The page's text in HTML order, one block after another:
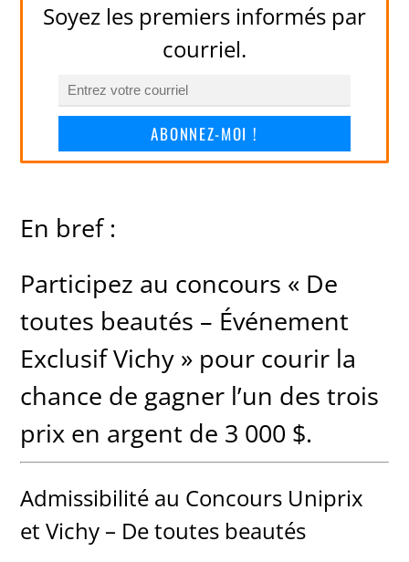
Soyez les premiers informés par
courriel.
ABONNEZ-MOI !
En bref :
Participez au concours « De
toutes beautés – Événement
Exclusif Vichy » pour courir la
chance de gagner l’un des trois
prix en argent de 3 000 $.
Admissibilité au Concours Uniprix
et Vichy – De toutes beautés